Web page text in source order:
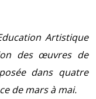
Artistique
des œuvres de
dans quatre
de mars à mai.